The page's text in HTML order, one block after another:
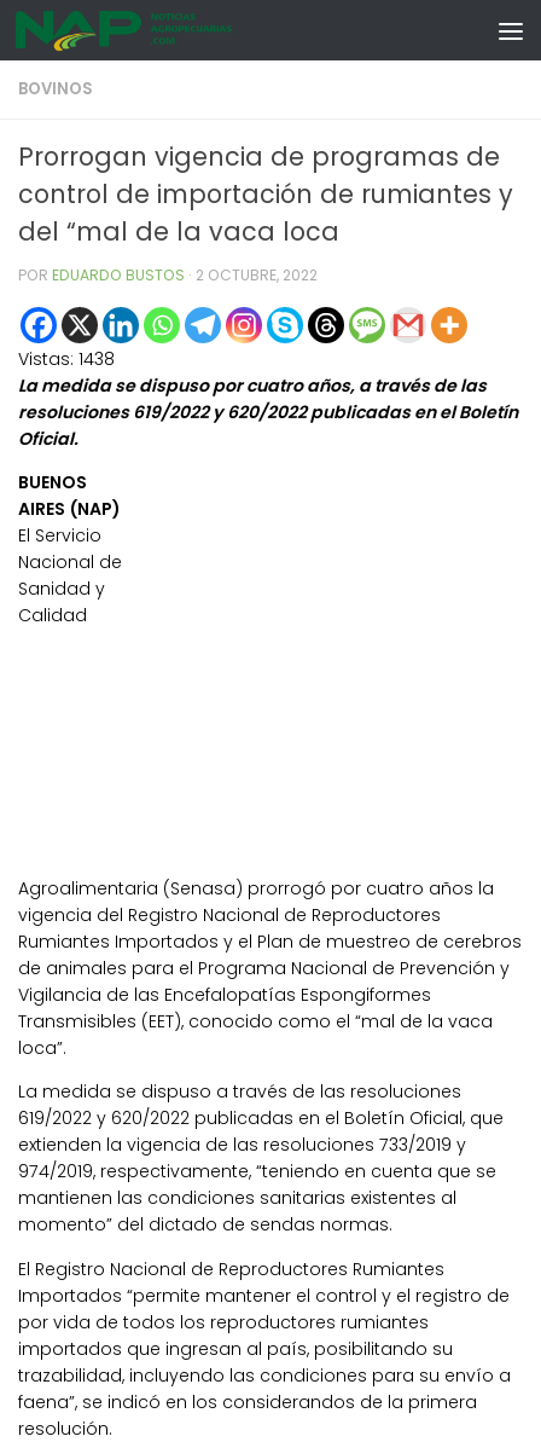
Skip to content
BOVINOS
Prorrogan vigencia de programas de
control de importación de rumiantes y
del “mal de la vaca loca
POR EDUARDO BUSTOS · 2 OCTUBRE, 2022
Vistas: 1438
La medida se dispuso por cuatro años, a través de las
resoluciones 619/2022 y 620/2022 publicadas en el Boletín
Oficial.
BUENOS
AIRES (NAP)
El Servicio
Nacional de
Sanidad y
Calidad
Agroalimentaria (Senasa) prorrogó por cuatro años la
vigencia del Registro Nacional de Reproductores
Rumiantes Importados y el Plan de muestreo de cerebros
de animales para el Programa Nacional de Prevención y
Vigilancia de las Encefalopatías Espongiformes
Transmisibles (EET), conocido como el “mal de la vaca
loca”.
La medida se dispuso a través de las resoluciones
619/2022 y 620/2022 publicadas en el Boletín Oficial, que
extienden la vigencia de las resoluciones 733/2019 y
974/2019, respectivamente, “teniendo en cuenta que se
mantienen las condiciones sanitarias existentes al
momento” del dictado de sendas normas.
El Registro Nacional de Reproductores Rumiantes
Importados “permite mantener el control y el registro de
por vida de todos los reproductores rumiantes
importados que ingresan al país, posibilitando su
trazabilidad, incluyendo las condiciones para su envío a
faena”, se indicó en los considerandos de la primera
resolución.